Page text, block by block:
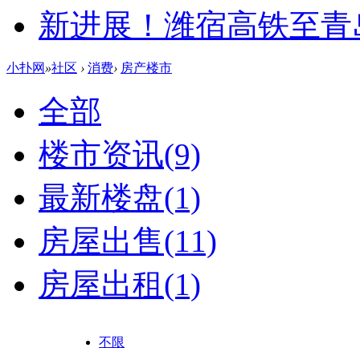
新进展！潍宿高铁至
小扑网 »社区 › 消费› 房产楼市
全部
楼市资讯(9)
最新楼盘(1)
房屋出售(11)
房屋出租(1)
不限